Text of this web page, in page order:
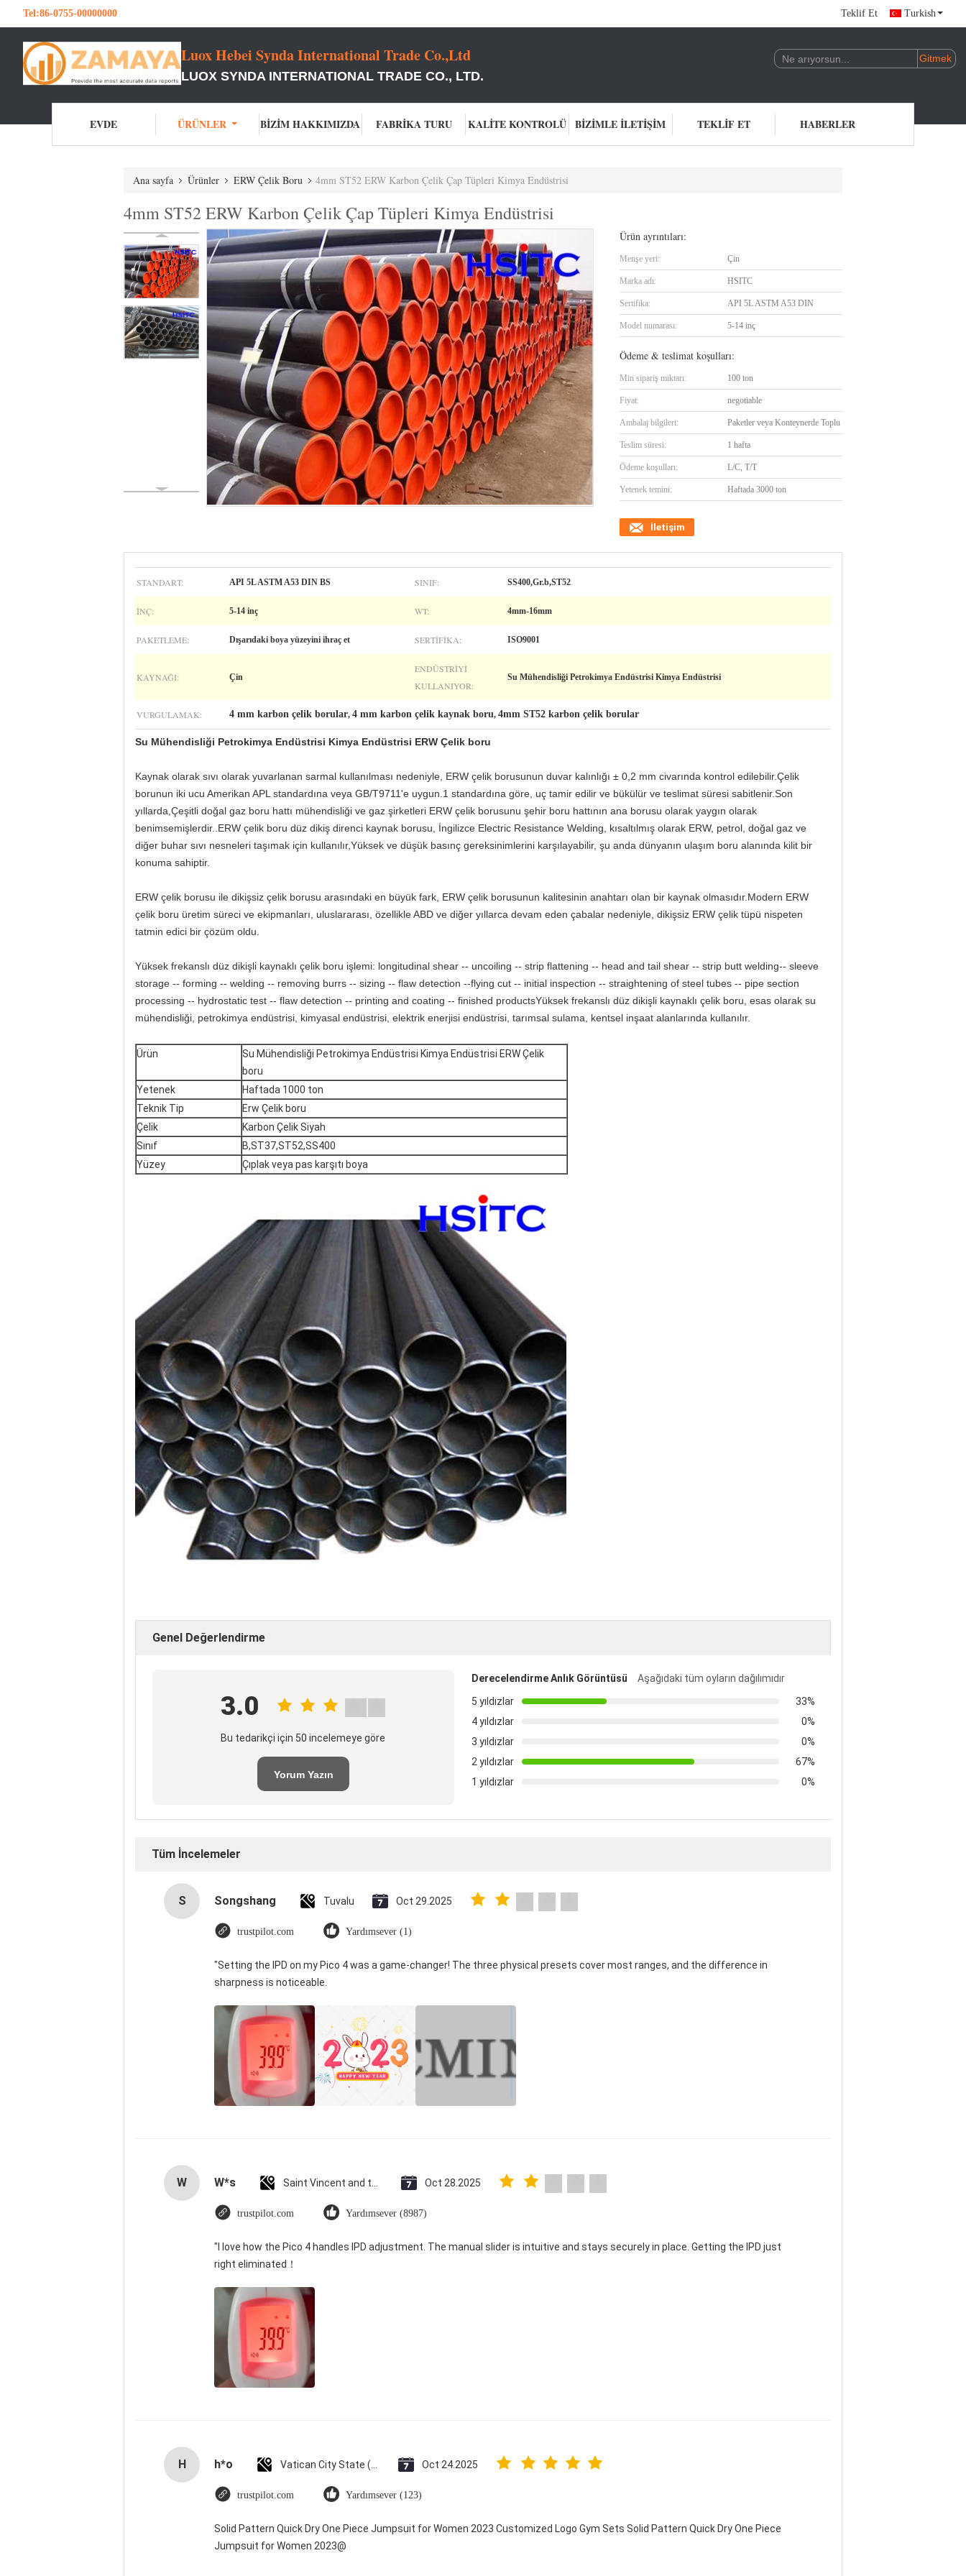
Tel:86-0755-00000000 Teklif Et Turkish
Luox Hebei Synda International Trade Co.,Ltd
LUOX SYNDA INTERNATIONAL TRADE CO., LTD.
EVDE ÜRÜNLER BIZIM HAKKIMIZDA FABRIKA TURU KALITE KONTROLÜ BIZIMLE İLETIŞIM TEKLIF ET HABERLER
Ana sayfa Ürünler ERW Çelik Boru 4mm ST52 ERW Karbon Çelik Çap Tüpleri Kimya Endüstrisi
4mm ST52 ERW Karbon Çelik Çap Tüpleri Kimya Endüstrisi
Ürün ayrıntıları:
Menşe yeri: Çin
Marka adı: HSITC
Sertifika: API 5L ASTM A53 DIN
Model numarası: 5-14 inç
Ödeme & teslimat koşulları:
Min sipariş miktarı: 100 ton
Fiyat: negotiable
Ambalaj bilgileri: Paketler veya Konteynerde Toplu
Teslim süresi: 1 hafta
Ödeme koşulları: L/C, T/T
Yetenek temini: Haftada 3000 ton
İletişim
STANDART: API 5L ASTM A53 DIN BS SINIF: SS400,Gr.b,ST52
İNÇ: 5-14 inç WT: 4mm-16mm
PAKETLEME: Dışarıdaki boya yüzeyini ihraç et SERTIFIKA: ISO9001
KAYNAĞI: Çin
ENDÜSTRIYI
KULLANIYOR:
Su Mühendisliği Petrokimya Endüstrisi Kimya Endüstrisi
VURGULAMAK: 4 mm karbon çelik borular, 4 mm karbon çelik kaynak boru, 4mm ST52 karbon çelik borular
Su Mühendisliği Petrokimya Endüstrisi Kimya Endüstrisi ERW Çelik boru
Kaynak olarak sıvı olarak yuvarlanan sarmal kullanılması nedeniyle, ERW çelik borusunun duvar kalınlığı ± 0,2 mm civarında kontrol edilebilir.Çelik
borunun iki ucu Amerikan APL standardına veya GB/T9711'e uygun.1 standardına göre, uç tamir edilir ve bükülür ve teslimat süresi sabitlenir.Son
yıllarda,Çeşitli doğal gaz boru hattı mühendisliği ve gaz şirketleri ERW çelik borusunu şehir boru hattının ana borusu olarak yaygın olarak
benimsemişlerdir..ERW çelik boru düz dikiş direnci kaynak borusu, İngilizce Electric Resistance Welding, kısaltılmış olarak ERW, petrol, doğal gaz ve
diğer buhar sıvı nesneleri taşımak için kullanılır,Yüksek ve düşük basınç gereksinimlerini karşılayabilir, şu anda dünyanın ulaşım boru alanında kilit bir
konuma sahiptir.
ERW çelik borusu ile dikişsiz çelik borusu arasındaki en büyük fark, ERW çelik borusunun kalitesinin anahtarı olan bir kaynak olmasıdır.Modern ERW
çelik boru üretim süreci ve ekipmanları, uluslararası, özellikle ABD ve diğer yıllarca devam eden çabalar nedeniyle, dikişsiz ERW çelik tüpü nispeten
tatmin edici bir çözüm oldu.
Yüksek frekanslı düz dikişli kaynaklı çelik boru işlemi: longitudinal shear -- uncoiling -- strip flattening -- head and tail shear -- strip butt welding-- sleeve
storage -- forming -- welding -- removing burrs -- sizing -- flaw detection --flying cut -- initial inspection -- straightening of steel tubes -- pipe section
processing -- hydrostatic test -- flaw detection -- printing and coating -- finished productsYüksek frekanslı düz dikişli kaynaklı çelik boru, esas olarak su
mühendisliği, petrokimya endüstrisi, kimyasal endüstrisi, elektrik enerjisi endüstrisi, tarımsal sulama, kentsel inşaat alanlarında kullanılır.
Ürün
Su Mühendisliği Petrokimya Endüstrisi Kimya Endüstrisi ERW Çelik
boru
Yetenek
Haftada 1000 ton
Teknik Tip
Erw Çelik boru
Çelik
Karbon Çelik Siyah
Sınıf
B,ST37,ST52,SS400
Yüzey
Çıplak veya pas karşıtı boya
Genel Değerlendirme
3.0
Bu tedarikçi için 50 incelemeye göre
Yorum Yazın
Derecelendirme Anlık Görüntüsü
Aşağıdaki tüm oyların dağılımıdır
5 yıldızlar
33%
4 yıldızlar
0%
3 yıldızlar
0%
2 yıldızlar
67%
1 yıldızlar
0%
Tüm İncelemeler
S Songshang Tuvalu Oct 29.2025
trustpilot.com Yardımsever (1)
"Setting the IPD on my Pico 4 was a game-changer! The three physical presets cover most ranges, and the difference in
sharpness is noticeable.
W W*s Oct 28.2025
trustpilot.com Yardımsever (8987)
"I love how the Pico 4 handles IPD adjustment. The manual slider is intuitive and stays securely in place. Getting the IPD just
right eliminated！
H h*o Oct 24.2025
trustpilot.com Yardımsever (123)
Solid Pattern Quick Dry One Piece Jumpsuit for Women 2023 Customized Logo Gym Sets Solid Pattern Quick Dry One Piece
Jumpsuit for Women 2023@